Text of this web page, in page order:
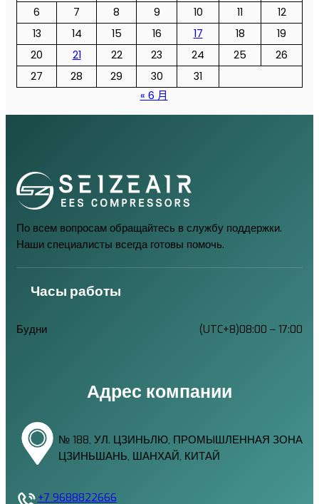
6
7 8 9 10 11
12
13
14 15 16 17 18
19
20
21 22 23 24 25
26
27
28 29 30
31
« 6 月
По всем вопросам обращайтесь в службу поддержки.
Наши специалисты всегда готовы помочь.
Часы работы
Будни (UTC+8)08:00 – 17:00
Адрес компании
№ 188, УЛ. ЦЗИНЬЛЮ, ПРОМЫШЛЕННАЯ ЗОНА
ЦЗИНЬШАНЬ, ШАНХАЙ, КИТАЙ
+7 9688822666